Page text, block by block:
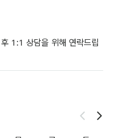
1:1 상담을 위해 연락드립